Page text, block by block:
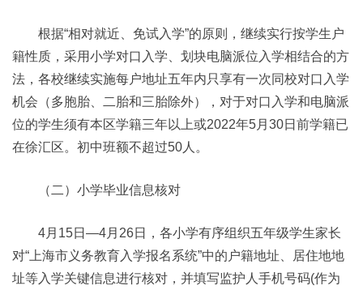
根据“相对就近、免试入学”的原则，继续实行按学生户
籍性质，采用小学对口入学、划块电脑派位入学相结合的方
法，各校继续实施每户地址五年内只享有一次同校对口入学
机会（多胞胎、二胎和三胎除外），对于对口入学和电脑派
位的学生须有本区学籍三年以上或2022年5月30日前学籍已
在徐汇区。初中班额不超过50人。
（二）小学毕业信息核对
4月15日—4月26日，各小学有序组织五年级学生家长
对“上海市义务教育入学报名系统”中的户籍地址、居住地地
址等入学关键信息进行核对，并填写监护人手机号码(作为